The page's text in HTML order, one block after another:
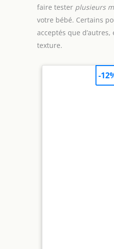
faire tester plusieurs
votre bébé. Certains
acceptés que
texture.
-